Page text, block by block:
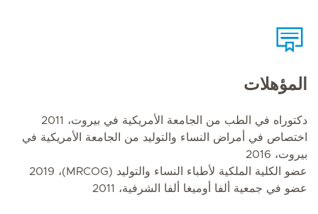
المؤهلات
دكتوراه في الطب من الجامعة الأمريكية في بيروت، 2011
اختصاص في أمراض النساء والتوليد من الجامعة الأمريكية في
بيروت، 2016
عضو الكلية الملكية لأطباء النساء والتوليد (MRCOG)، 2019
عضو في جمعية ألفا أوميغا ألفا الشرفية، 2011